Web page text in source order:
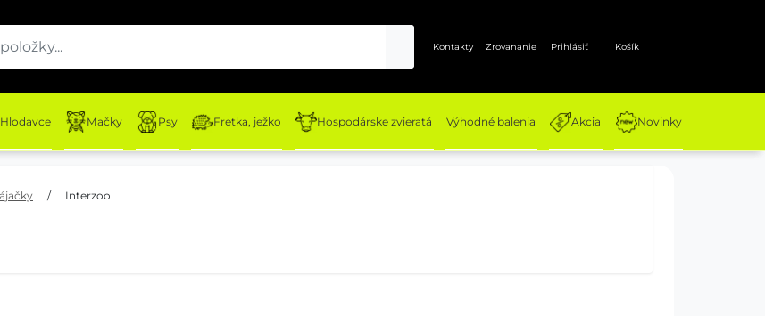
Kontakty Zrovananie Prihlásiť Košík
Hlodavce Mačky Psy Fretka, ježko Hospodárske zvieratá Výhodné balenia Akcia Novinky
/ Interzoo